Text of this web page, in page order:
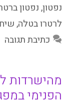
נפטון,נפטון
לרטרו בטלה,
כתיבת תגובה
מהישרדות
הפנימי